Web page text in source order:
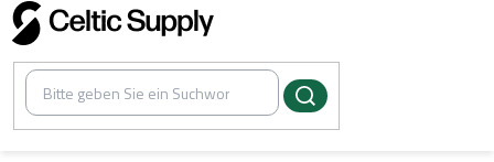
Zum
Inhalt
springen